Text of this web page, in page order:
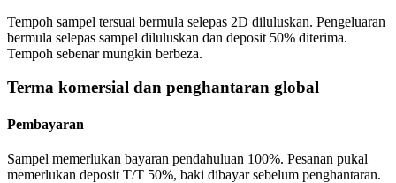
Tempoh sampel tersuai bermula selepas 2D diluluskan. Pengeluaran
bermula selepas sampel diluluskan dan deposit 50% diterima.
Tempoh sebenar mungkin berbeza.
Terma komersial dan penghantaran global
Pembayaran
Sampel memerlukan bayaran pendahuluan 100%. Pesanan pukal
memerlukan deposit T/T 50%, baki dibayar sebelum penghantaran.